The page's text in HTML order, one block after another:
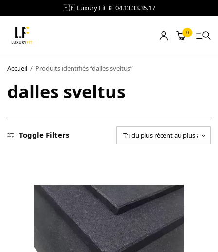
🇫🇷 Luxury Fit 📱 04.13.33.35.17
0
Accueil / Produits identifiés “dalles sveltus”
dalles sveltus
Toggle Filters
LOCATION
NOTRE CATALOGUE